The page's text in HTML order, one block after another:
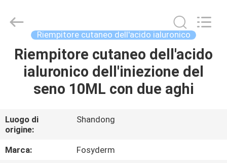
CASA.
PRODOTTI
SU
DI
NOI
International
Trading
Reserved.
Riempitore cutaneo dell'acido ialuronico
Riempitore cutaneo dell'acido
ialuronico dell'iniezione del
seno 10ML con due aghi
Luogo di
origine:
Shandong
Marca:
Fosyderm